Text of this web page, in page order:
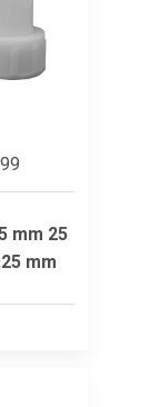
99
mm 25
mm